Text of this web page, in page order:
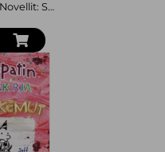
Soturikissat: Novellit: Soturin polku